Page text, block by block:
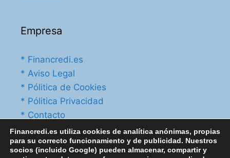
Empresa
* Financredi.es
* Aviso Legal
* Pólitica de Cookies
* Pólitica Privacidad
* Contacto
Financredi.es utiliza cookies de analítica anónimas, propias
para su correcto funcionamiento y de publicidad. Nuestros
socios (incluido Google) pueden almacenar, compartir y